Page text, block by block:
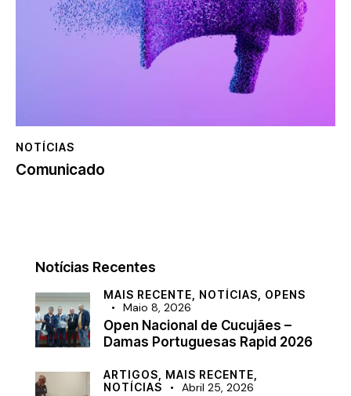
NOTÍCIAS
Comunicado
Notícias Recentes
MAIS RECENTE, NOTÍCIAS, OPENS
Maio 8, 2026
Open Nacional de Cucujães –
Damas Portuguesas Rapid 2026
ARTIGOS, MAIS RECENTE,
NOTÍCIAS
Abril 25, 2026